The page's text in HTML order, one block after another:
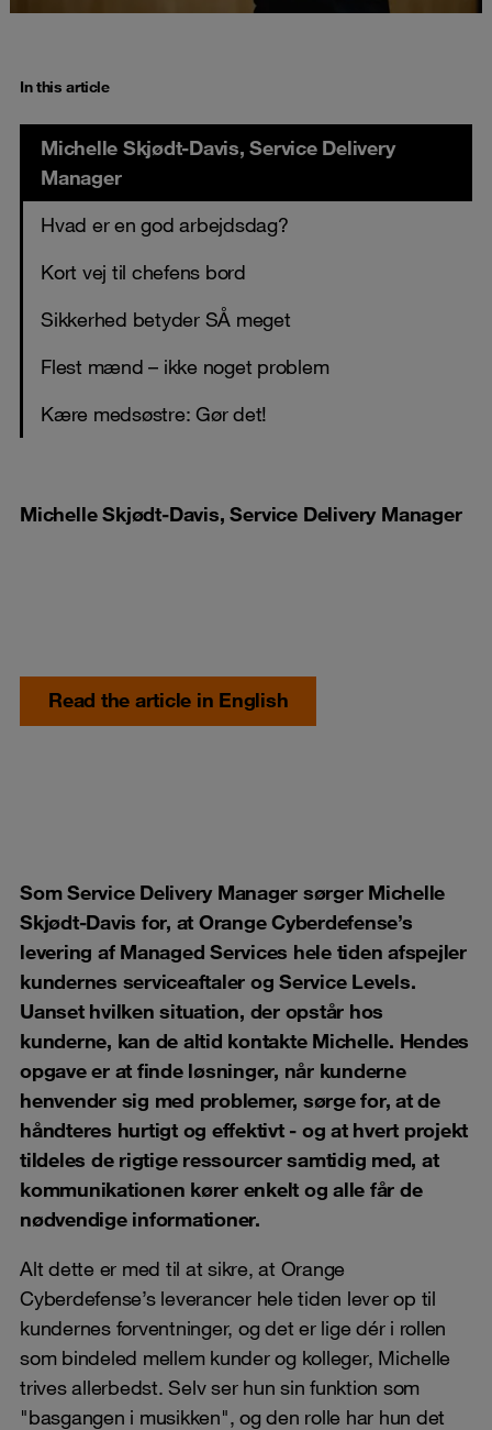
In this article
Michelle Skjødt-Davis, Service Delivery
Manager
Hvad er en god arbejdsdag?
Kort vej til chefens bord
Sikkerhed betyder SÅ meget
Flest mænd – ikke noget problem
Kære medsøstre: Gør det!
Michelle Skjødt-Davis, Service Delivery Manager
Read the article in English
Som Service Delivery Manager sørger Michelle
Skjødt-Davis for, at Orange Cyberdefense’s
levering af Managed Services hele tiden afspejler
kundernes serviceaftaler og Service Levels.
Uanset hvilken situation, der opstår hos
kunderne, kan de altid kontakte Michelle. Hendes
opgave er at finde løsninger, når kunderne
henvender sig med problemer, sørge for, at de
håndteres hurtigt og effektivt - og at hvert projekt
tildeles de rigtige ressourcer samtidig med, at
kommunikationen kører enkelt og alle får de
nødvendige informationer.
Alt dette er med til at sikre, at Orange
Cyberdefense’s leverancer hele tiden lever op til
kundernes forventninger, og det er lige dér i rollen
som bindeled mellem kunder og kolleger, Michelle
trives allerbedst. Selv ser hun sin funktion som
"basgangen i musikken", og den rolle har hun det